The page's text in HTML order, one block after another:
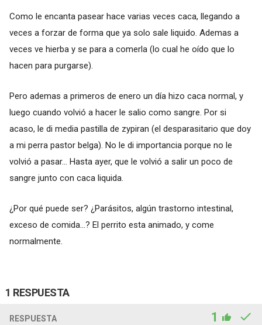
Como le encanta pasear hace varias veces caca, llegando a
veces a forzar de forma que ya solo sale liquido. Ademas a
veces ve hierba y se para a comerla (lo cual he oído que lo
hacen para purgarse).
Pero ademas a primeros de enero un día hizo caca normal, y
luego cuando volvió a hacer le salio como sangre. Por si
acaso, le di media pastilla de zypiran (el desparasitario que doy
a mi perra pastor belga). No le di importancia porque no le
volvió a pasar... Hasta ayer, que le volvió a salir un poco de
sangre junto con caca liquida.
¿Por qué puede ser? ¿Parásitos, algún trastorno intestinal,
exceso de comida...? El perrito esta animado, y come
normalmente.
1 RESPUESTA
RESPUESTA 1